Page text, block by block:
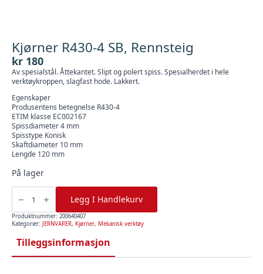
Kjørner R430-4 SB, Rennsteig
kr 180
Av spesialstål. Åttekantet. Slipt og polert spiss. Spesialherdet i hele
verktøykroppen, slagfast hode. Lakkert.
Egenskaper
Produsentens betegnelse R430-4
ETIM klasse EC002167
Spissdiameter 4 mm
Spisstype Konisk
Skaftdiameter 10 mm
Lengde 120 mm
På lager
Kjørner
SB,
Rennsteig
antall
Legg I Handlekurv
Produktnummer: 200640407
Kategorier: JERNVARER, Kjørner, Mekanisk verktøy
Tilleggsinformasjon